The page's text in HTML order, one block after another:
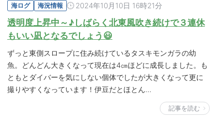
海ログ 海況情報 2024年10月10日 16時21分
透明度上昇中～♪しばらく北東風吹き続けで３連休
もいい凪となるでしょう😃
ずっと東側スロープに住み続けているタスキモンガラの幼
魚。どんどん大きくなって現在は4㎝ほどに成長しました。も
ともとダイバーを気にしない個体でしたが大きくなって更に
撮りやすくなっています！伊豆だとほとん…
記事を読む